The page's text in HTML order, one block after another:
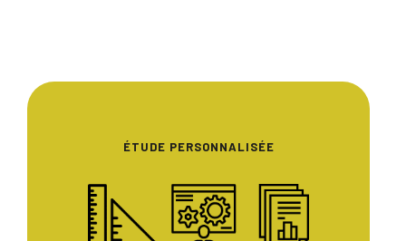
ÉTUDE PERSONNALISÉE